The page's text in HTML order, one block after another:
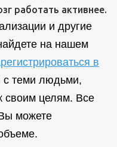
работать активнее.
и другие
на нашем
в
с теми людьми,
своим целям. Все
можете